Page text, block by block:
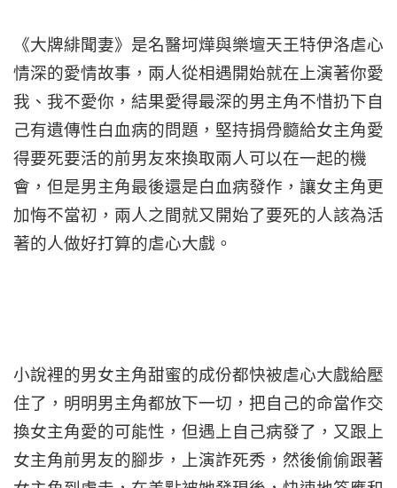
《大牌緋聞妻》是名醫坷燁與樂壇天王特伊洛虐心
情深的愛情故事，兩人從相遇開始就在上演著你愛
我、我不愛你，結果愛得最深的男主角不惜扔下自
己有遺傳性白血病的問題，堅持捐骨髓給女主角愛
得要死要活的前男友來換取兩人可以在一起的機
會，但是男主角最後還是白血病發作，讓女主角更
加悔不當初，兩人之間就又開始了要死的人該為活
著的人做好打算的虐心大戲。
小說裡的男女主角甜蜜的成份都快被虐心大戲給壓
住了，明明男主角都放下一切，把自己的命當作交
換女主角愛的可能性，但遇上自己病發了，又跟上
女主角前男友的腳步，上演詐死秀，然後偷偷跟著